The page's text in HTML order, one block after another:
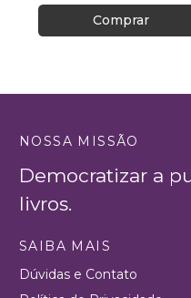
Comprar
NOSSA MISSÃO
Democratizar a
livros.
SAIBA MAIS
Dúvidas e Contato